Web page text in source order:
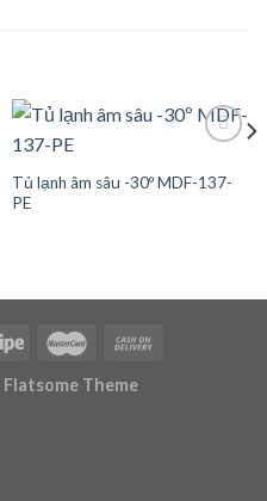
Tủ lạnh âm sâu -30º MDF-137-
PE
Flatsome Theme